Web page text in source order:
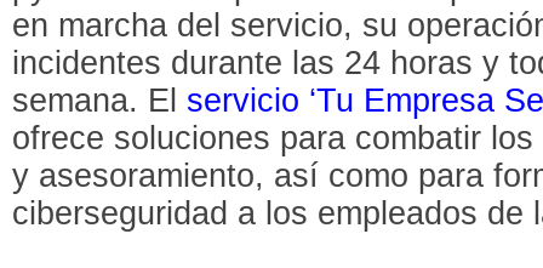
en marcha del servicio, su
incidentes durante las 24 horas y
semana. El servicio ‘Tu Empresa
ofrece soluciones para combatir
y asesoramiento, así como para
ciberseguridad a los empleados de